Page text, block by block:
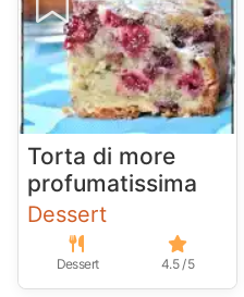
Torta di more
profumatissima
Dessert
Dessert 4.5 / 5